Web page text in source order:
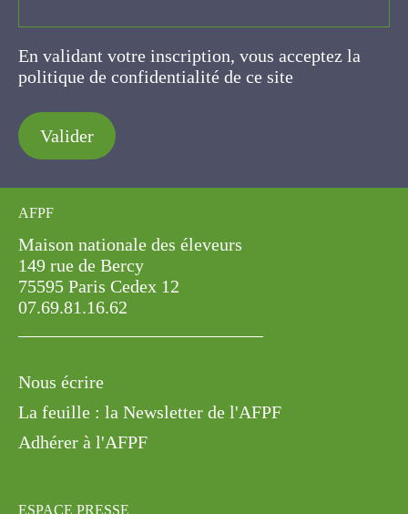
En validant votre inscription, vous acceptez la
politique de confidentialité de ce site
Valider
AFPF
Maison nationale des éleveurs
149 rue de Bercy
75595 Paris Cedex 12
07.69.81.16.62
Nous écrire
La feuille : la Newsletter de l'AFPF
Adhérer à l'AFPF
ESPACE PRESSE